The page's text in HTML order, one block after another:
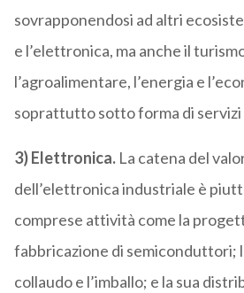
sovrapponendosi ad altri
e l’elettronica, ma anche il
l’agroalimentare, l’energia e
soprattutto sotto forma di servizi
3) Elettronica. La catena del
dell’elettronica industriale è
comprese attività come la
fabbricazione di semiconduttori;
collaudo e l’imballo; e la sua